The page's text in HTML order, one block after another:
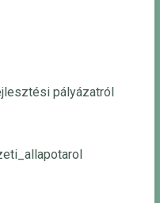
pályázatról